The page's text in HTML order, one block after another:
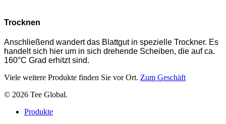
Trocknen
Anschließend wandert das Blattgut in spezielle Trockner. Es
handelt sich hier um in sich drehende Scheiben, die auf ca.
160°C Grad erhitzt sind.
Viele weitere Produkte finden Sie vor Ort. Zum Geschäft
© 2026 Tee Global.
Close
Produkte